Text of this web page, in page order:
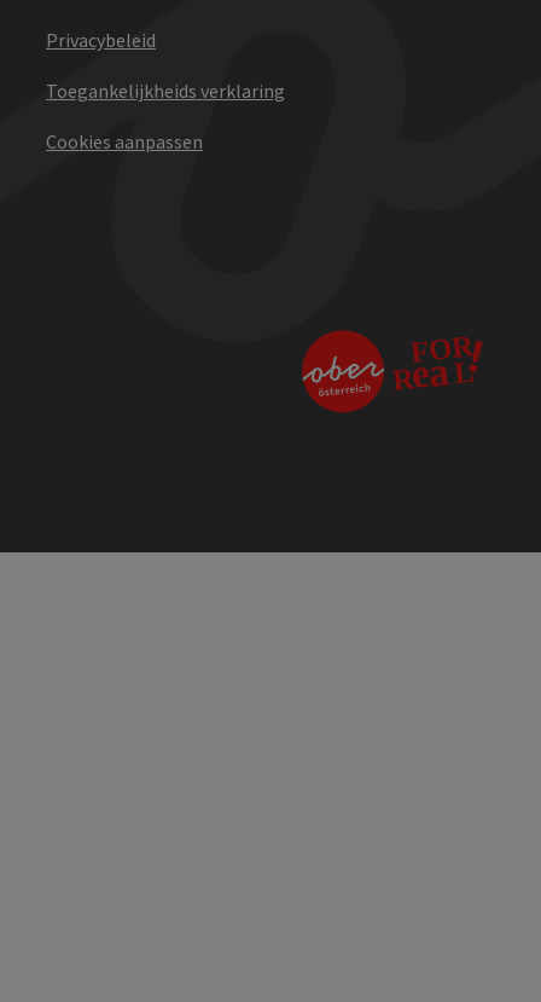
Privacybeleid
Toegankelijkheids verklaring
Cookies aanpassen